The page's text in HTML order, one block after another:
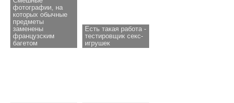
фотографии, на
которых обычные
предметы
заменены
французским
багетом
Есть такая работа -
тестировщик секс-
игрушек